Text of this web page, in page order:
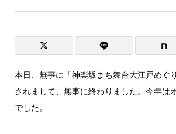
本日、無事に「神楽坂まち舞台大江戸めぐ
されまして、無事に終わりました。今年は
でした。